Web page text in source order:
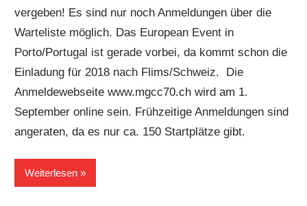
vergeben! Es sind nur noch Anmeldungen über die
Warteliste möglich. Das European Event in
Porto/Portugal ist gerade vorbei, da kommt schon die
Einladung für 2018 nach Flims/Schweiz. Die
Anmeldewebseite www.mgcc70.ch wird am 1.
September online sein. Frühzeitige Anmeldungen sind
angeraten, da es nur ca. 150 Startplätze gibt.
Weiterlesen